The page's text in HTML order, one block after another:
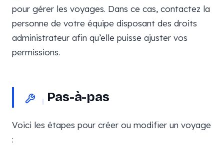
pour gérer les voyages. Dans ce cas, contactez la
personne de votre équipe disposant des droits
administrateur afin qu’elle puisse ajuster vos
permissions.
Pas-à-pas
Voici les étapes pour créer ou modifier un voyage
: